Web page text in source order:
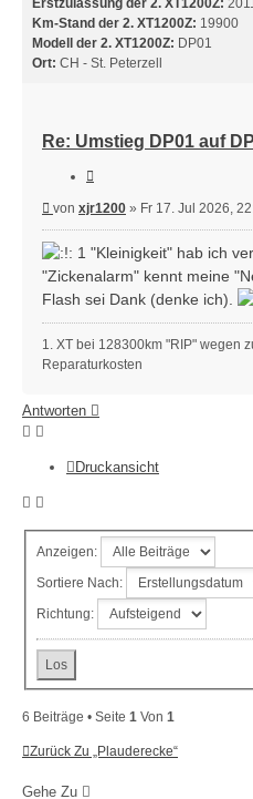
Km-Stand der 2. XT1200Z: 19900
Modell der 2. XT1200Z: DP01
Ort: CH - St. Peterzell
Re: Umstieg DP01 auf
Beitrag
von xjr1200 » Fr 17. Jul 2026,
1 "Kleinigkeit" hab ich
"Zickenalarm" kennt meine
Flash sei Dank (denke ich).
1. XT bei 128300km "RIP" wegen
Reparaturkosten
Antworten
Druckansicht
Anzeigen:
Sortiere Nach:
Richtung:
6 Beiträge • Seite 1 Von 1
Zurück Zu „Plauderecke“
Gehe Zu